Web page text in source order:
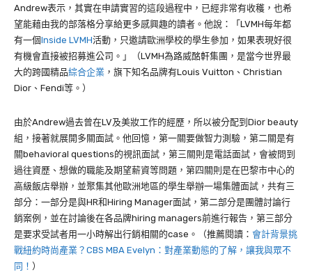
Andrew表示，其實在申請實習的這段過程中，已經非常有收穫，也希
望能藉由我的部落格分享給更多感興趣的讀者。他說：「LVMH每年都
有一個Inside LVMH活動，只邀請歐洲學校的學生參加，如果表現好很
有機會直接被招募進公司。」（LVMH為路威酩軒集團，是當今世界最
大的跨國精品綜合企業 ，旗下知名品牌有Louis Vuitton 、 Christian
Dior 、 Fendi等。）
由於Andrew過去曾在LV及美妝工作的經歷，所以被分配到Dior beauty
組，接著就展開多關面試。他回憶，第一關要做智力測驗，第二關是有
關behavioral questions的視訊面試，第三關則是電話面試，會被問到
過往資歷、想做的職能及期望薪資等問題，第四關則是在巴黎市中心的
高級飯店舉辦，並聚集其他歐洲地區的學生舉辦一場集體面試，共有三
部分：一部分是與HR和Hiring Manager面試，第二部分是團體討論行
銷案例，並在討論後在各品牌hiring managers前進行報告，第三部分
是要求受試者用一小時解出行銷相關的case 。（推薦閱讀： 會計背景挑
戰紐約時尚產業？CBS MBA Evelyn：對產業動態的了解，讓我與眾不
同！ ）